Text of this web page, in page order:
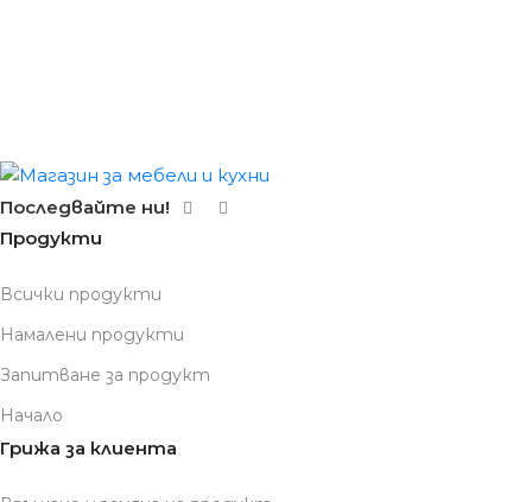
Последвайте ни!
Продукти
Всички продукти
Намалени продукти
Запитване за продукт
Начало
Грижа за клиента